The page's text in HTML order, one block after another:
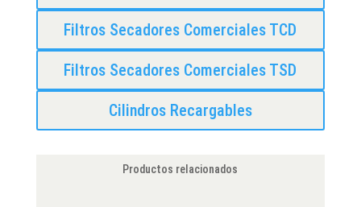
Filtros Secadores Comerciales TCD
Filtros Secadores Comerciales TSD
Cilindros Recargables
Productos relacionados